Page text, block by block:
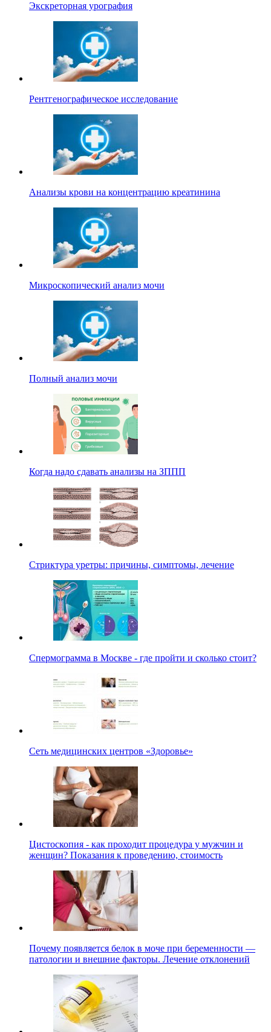
Экскреторная урография
Рентгенографическое исследование
Анализы крови на концентрацию креатинина
Микроскопический анализ мочи
Полный анализ мочи
Когда надо сдавать анализы на ЗППП
Стриктура уретры: причины, симптомы, лечение
Спермограмма в Москве - где пройти и сколько стоит?
Сеть медицинских центров «Здоровье»
Цистоскопия - как проходит процедура у мужчин и
женщин? Показания к проведению, стоимость
Почему появляется белок в моче при беременности —
патологии и внешние факторы. Лечение отклонений